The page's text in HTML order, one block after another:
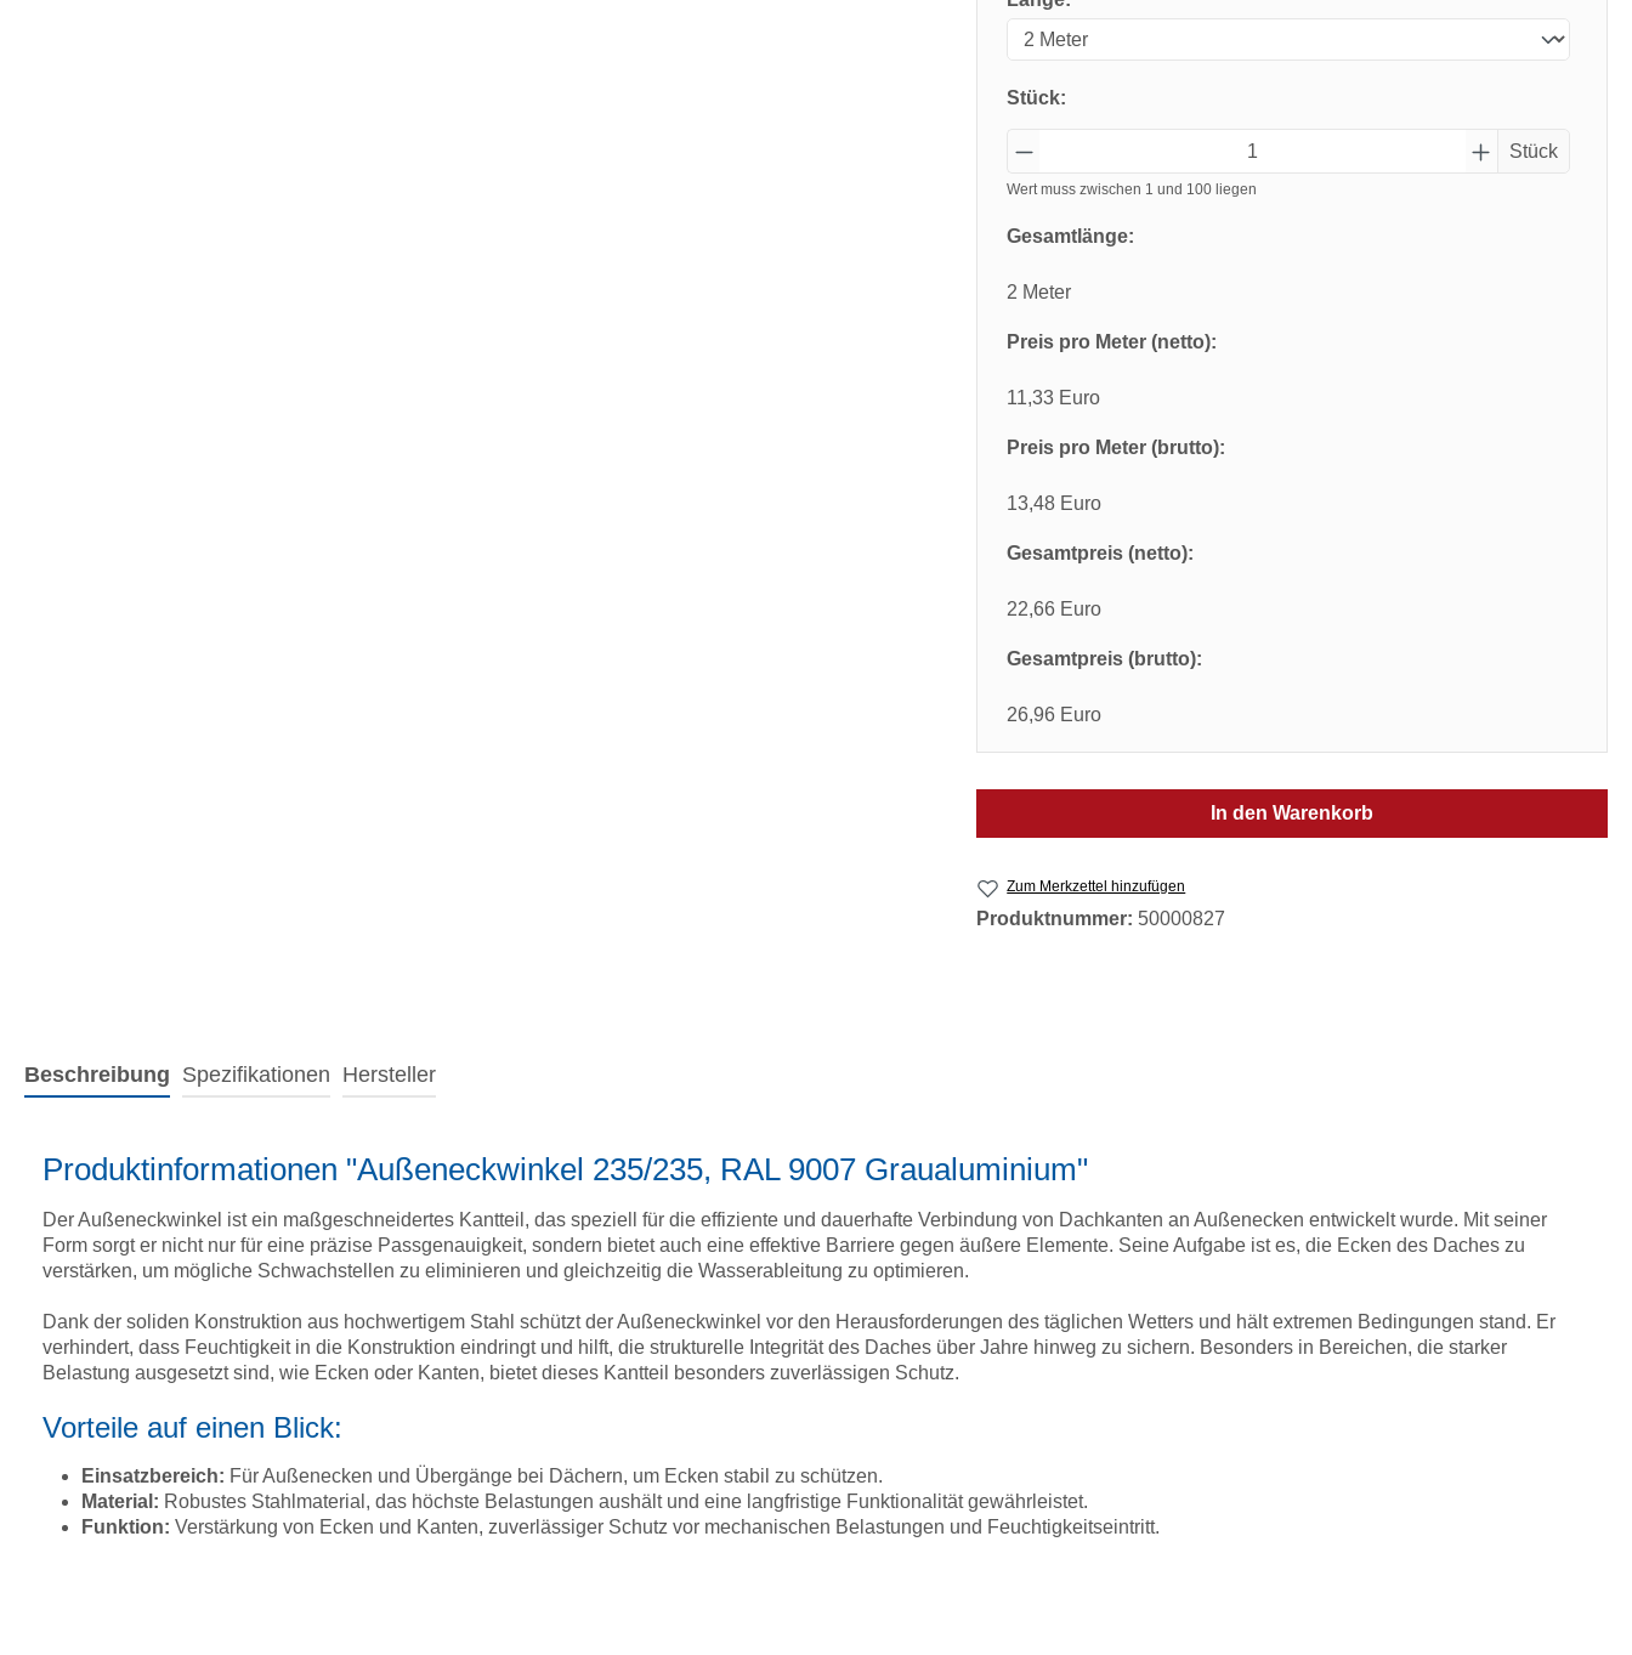
Stück:
Stück
Wert muss zwischen 1 und 100 liegen
Gesamtlänge:
2 Meter
Preis pro Meter (netto):
11,33 Euro
Preis pro Meter (brutto):
13,48 Euro
Gesamtpreis (netto):
22,66 Euro
Gesamtpreis (brutto):
26,96 Euro
In den Warenkorb
Zum Merkzettel hinzufügen
Produktnummer: 50000827
Beschreibung Spezifikationen Hersteller
Produktinformationen "Außeneckwinkel 235/235, RAL 9007 Graualuminium"
Der Außeneckwinkel ist ein maßgeschneidertes Kantteil, das speziell für die effiziente und dauerhafte Verbindung von Dachkanten an Außenecken entwickelt wurde. Mit seiner
Form sorgt er nicht nur für eine präzise Passgenauigkeit, sondern bietet auch eine effektive Barriere gegen äußere Elemente. Seine Aufgabe ist es, die Ecken des Daches zu
verstärken, um mögliche Schwachstellen zu eliminieren und gleichzeitig die Wasserableitung zu optimieren.
Dank der soliden Konstruktion aus hochwertigem Stahl schützt der Außeneckwinkel vor den Herausforderungen des täglichen Wetters und hält extremen Bedingungen stand. Er
verhindert, dass Feuchtigkeit in die Konstruktion eindringt und hilft, die strukturelle Integrität des Daches über Jahre hinweg zu sichern. Besonders in Bereichen, die starker
Belastung ausgesetzt sind, wie Ecken oder Kanten, bietet dieses Kantteil besonders zuverlässigen Schutz.
Vorteile auf einen Blick:
Einsatzbereich: Für Außenecken und Übergänge bei Dächern, um Ecken stabil zu schützen.
Material: Robustes Stahlmaterial, das höchste Belastungen aushält und eine langfristige Funktionalität gewährleistet.
Funktion: Verstärkung von Ecken und Kanten, zuverlässiger Schutz vor mechanischen Belastungen und Feuchtigkeitseintritt.